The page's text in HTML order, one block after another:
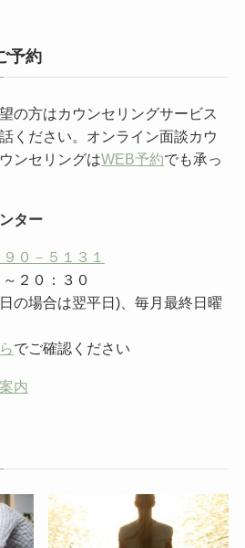
予約
の方はカウンセリングサービス
ください。オンライン面談カウ
ンセリングはWEB予約でも承っ
ター
０－５１３１
２０：３０
の場合は翌平日)、毎月最終日曜
でご確認ください
内